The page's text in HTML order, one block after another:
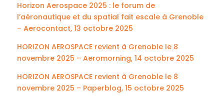
Horizon Aerospace 2025 : le forum de
l’aéronautique et du spatial fait escale à Grenoble
– Aerocontact, 13 octobre 2025
HORIZON AEROSPACE revient à Grenoble le 8
novembre 2025 – Aeromorning, 14 octobre 2025
HORIZON AEROSPACE revient à Grenoble le 8
novembre 2025 – Paperblog, 15 octobre 2025